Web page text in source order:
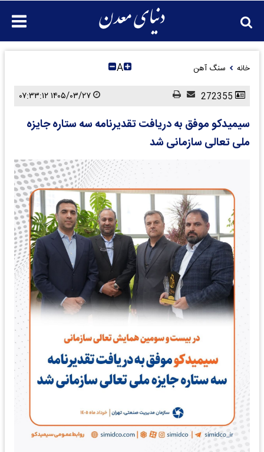
خانه سنگ آهن A
سیمیدکو موفق به دریافت تقدیرنامه سه ستاره جایزه
ملی تعالی سازمانی شد